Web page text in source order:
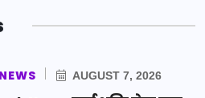
AUGUST 7, 2026